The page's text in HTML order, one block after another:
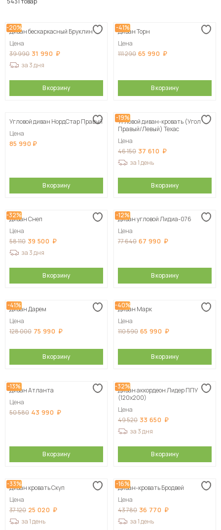
Сначала дорогие
-20%
Диван бескаркасный Бруклин
Цена
39 990 31 990
за 3 дня
В корзину
-41%
Диван Торн
Цена
111 290 65 990
В корзину
Угловой диван НордСтар Правый
Цена
85 990
В корзину
-19%
Угловой диван-кровать (Угол
Правый/Левый) Техас
Цена
46 150 37 610
за 1 день
В корзину
-32%
Диван Снеп
Цена
58 110 39 500
за 3 дня
В корзину
-12%
Диван угловой Лидиа-076
Цена
77 640 67 990
В корзину
-41%
Диван Дарем
Цена
128 000 75 990
В корзину
-40%
Диван Марк
Цена
110 590 65 990
В корзину
-13%
Диван Атланта
Цена
50 580 43 990
В корзину
-32%
Диван аккордеон Лидер ППУ
(120х200)
Цена
49 520 33 650
за 3 дня
В корзину
-33%
Диван кровать Скуп
Цена
37 120 25 020
за 1 день
-16%
Диван-кровать Бродвей
Цена
43 780 36 770
за 1 день